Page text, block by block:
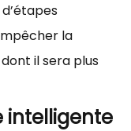
la
il sera plus
intelligente